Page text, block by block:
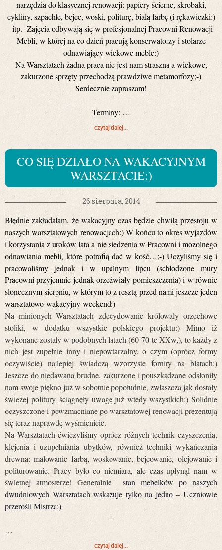
narzędzia do klasycznej renowacji: papiery ścierne, skrobaki,
cykliny, szpachle, bejce, woski, politurę, białą farbę (i rękawiczki:)
itp. Zajęcia odbywają się w profesjonalnej Pracowni Renowacji
Mebli, w której na co dzień pracują konserwatorzy i stolarze
odnawiający wiekowe meble:)
Na Warsztatach żadna praca nie jest nam straszna a wiekowe,
zakurzone sprzęty przechodzą prawdziwe metamorfozy;-)
Serdecznie zapraszam!
Terminy: …
czytaj dalej...
CO SIĘ DZIAŁO NA WAKACYJNYM
WARSZTACIE:)
26 sierpnia, 2014
Błędnie zakładałam, że wakacyjny czas będzie chwilą przestoju w
naszych warsztatowych renowacjach:) W końcu to okres wyjazdów
i korzystania z uroków lata a nie siedzenia w Pracowni i mozolnego
odnawiania mebli, które potrafią dać w kość…;-) Uczyliśmy się i
pracowaliśmy jednak i w upalnym lipcu (schłodzone mury
Pracowni przyjemnie jednak orzeźwiały pomieszczenia) i w równie
słonecznym sierpniu, w którym to z resztą przed nami jeszcze jeden
warsztatowo-wakacyjny weekend:)
Na minionych Warsztatach zdecydowanie królowały orzechowe
stoliki, w dodatku wszystkie polskiego projektu:) Mimo iż
wykonane zostały w podobnych latach (60-70-te XXw,), to każdy z
nich jest zupełnie inny i niepowtarzalny, o czym (oprócz formy
oczywiście) najlepiej świadczą wzorzyste forniry na blatach:)
Jeszcze do niedawana brudne, zakurzone i pouszkadzane odsłoniły
nam swoje piękno już w sobotnie popołudnie, zwłaszcza jak dostały
świeżej politury, ściągnęły uwagę już wtedy wszystkich:) Solidnie
oczyszczone i powzmacniane po warsztatowej renowacji prezentują
się teraz naprawdę wyśmienicie.
Na Warsztatach ćwiczyliśmy oprócz różnych technik czyszczenia,
klejenia i uzupełniania ubytków, również techniki wykańczania
drewna: malowanie farbą, woskowanie, bejcowanie, olejowanie i
politurowanie. Pracy było co niemiara, ale czas upłynął nam w
świetnej atmosferze! Generalnie stan mebelków po naszych
dwudniowych Warsztatach wskazuje tylko na jedno – Uczniowie
przerośli Mistrza:)
*
…
czytaj dalej...